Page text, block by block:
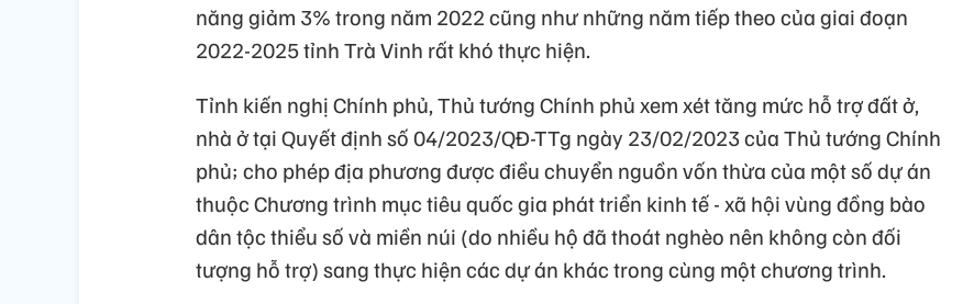
năng giảm 3% trong năm 2022 cũng như những năm tiếp theo của giai đoạn
2022-2025 tỉnh Trà Vinh rất khó thực hiện.
Tỉnh kiến nghị Chính phủ, Thủ tướng Chính phủ xem xét tăng mức hỗ trợ đất ở,
nhà ở tại Quyết định số 04/2023/QĐ-TTg ngày 23/02/2023 của Thủ tướng Chính
phủ; cho phép địa phương được điều chuyển nguồn vốn thừa của một số dự án
thuộc Chương trình mục tiêu quốc gia phát triển kinh tế - xã hội vùng đồng bào
dân tộc thiểu số và miền núi (do nhiều hộ đã thoát nghèo nên không còn đối
tượng hỗ trợ) sang thực hiện các dự án khác trong cùng một chương trình.